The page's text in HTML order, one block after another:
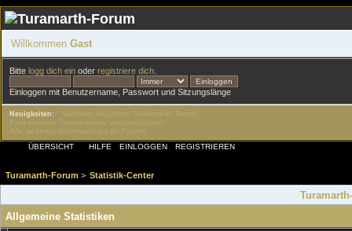
Willkommen Gast
Bitte logg dich einoder registriere dich.
Einloggen mit Benutzername, Passwort und Sitzungslänge
Neuigkeiten:
ÜBERSICHT
HILFE EINLOGGEN REGISTRIEREN
Turamarth-Forum > Statistik-Center
Allgemeine Statistiken